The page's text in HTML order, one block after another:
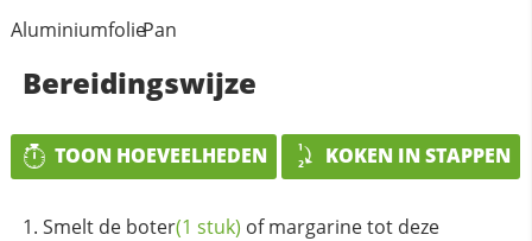
AluminiumfoliePan
Bereidingswijze
TOON HOEVEELHEDEN KOKEN IN STAPPEN
Smelt de boter(1 stuk) of margarine tot deze